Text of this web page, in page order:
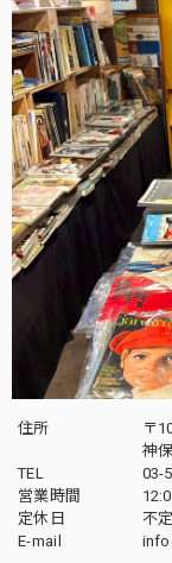
住所
〒
神
TEL
03-
営業時間
定休日
不
E-mail